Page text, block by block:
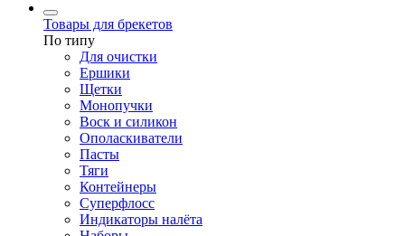
Товары для брекетов
По типу
Для очистки
Ершики
Щетки
Монопучки
Воск и силикон
Ополаскиватели
Пасты
Тяги
Контейнеры
Суперфлосс
Индикаторы налёта